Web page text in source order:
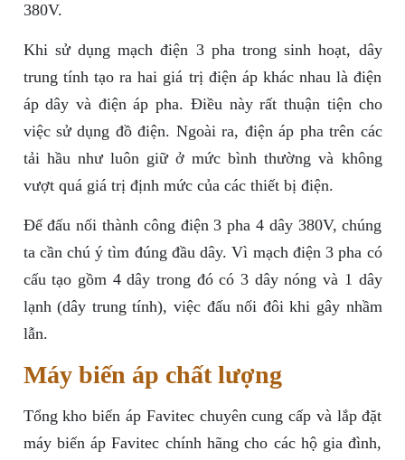
380V.
Khi sử dụng mạch điện 3 pha trong sinh hoạt, dây
trung tính tạo ra hai giá trị điện áp khác nhau là điện
áp dây và điện áp pha. Điều này rất thuận tiện cho
việc sử dụng đồ điện. Ngoài ra, điện áp pha trên các
tải hầu như luôn giữ ở mức bình thường và không
vượt quá giá trị định mức của các thiết bị điện.
Để đấu nối thành công điện 3 pha 4 dây 380V, chúng
ta cần chú ý tìm đúng đầu dây. Vì mạch điện 3 pha có
cấu tạo gồm 4 dây trong đó có 3 dây nóng và 1 dây
lạnh (dây trung tính), việc đấu nối đôi khi gây nhầm
lẫn.
Máy biến áp chất lượng
Tổng kho biến áp Favitec chuyên cung cấp và lắp đặt
máy biến áp Favitec chính hãng cho các hộ gia đình,